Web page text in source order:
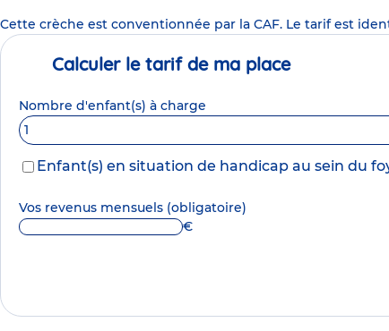
Cette crèche est conventionnée par la CAF. Le tarif est
Calculer le tarif de ma place
Nombre d'enfant(s) à charge
1
Enfant(s) en situation de handicap au sein du
Vos revenus mensuels (obligatoire)
€